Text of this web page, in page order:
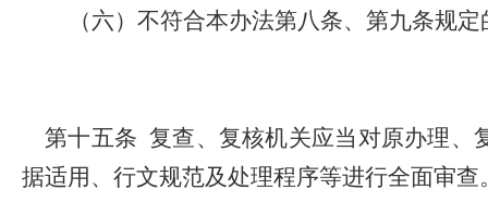
（六）不符合本办法第八条、第九条规定
第十五条 复查、复核机关应当对原办理、
据适用、行文规范及处理程序等进行全面审查